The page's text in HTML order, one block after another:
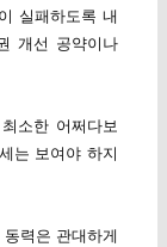
실패하도록 내
개선 공약이나
소한 어쩌다보
는 보여야 하지
동력은 관대하게